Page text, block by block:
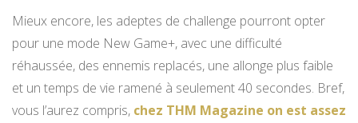
Mieux encore, les adeptes de challenge pourront opter
pour une mode New Game+, avec une difficulté
réhaussée, des ennemis replacés, une allonge plus faible
et un temps de vie ramené à seulement 40 secondes. Bref,
vous l’aurez compris, chez THM Magazine on est assez